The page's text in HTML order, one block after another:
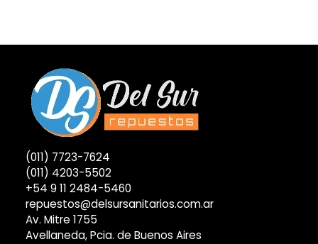
(011) 7723-7624
(011) 4203-5502
+54 9 11 2484-5460
repuestos@delsursanitarios.com.ar
Av. Mitre 1755
Avellaneda, Pcia. de Buenos Aires